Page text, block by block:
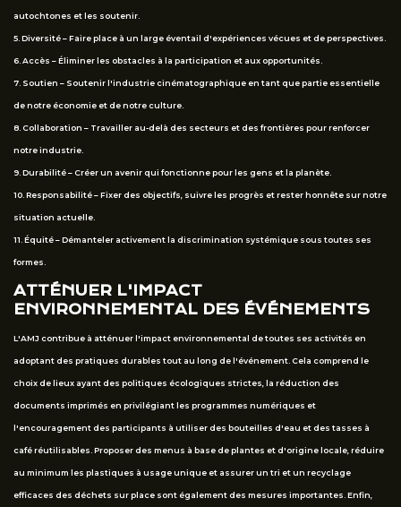
autochtones et les soutenir.
5. Diversité – Faire place à un large éventail d'expériences vécues et de perspectives.
6. Accès – Éliminer les obstacles à la participation et aux opportunités.
7. Soutien – Soutenir l'industrie cinématographique en tant que partie essentielle
de notre économie et de notre culture.
8. Collaboration – Travailler au-delà des secteurs et des frontières pour renforcer
notre industrie.
9. Durabilité – Créer un avenir qui fonctionne pour les gens et la planète.
10. Responsabilité – Fixer des objectifs, suivre les progrès et rester honnête sur notre
situation actuelle.
11. Équité – Démanteler activement la discrimination systémique sous toutes ses
formes.
ATTÉNUER L'IMPACT
ENVIRONNEMENTAL DES ÉVÉNEMENTS
L'AMJ contribue à atténuer l'impact environnemental de toutes ses activités en
adoptant des pratiques durables tout au long de l'événement. Cela comprend le
choix de lieux ayant des politiques écologiques strictes, la réduction des
documents imprimés en privilégiant les programmes numériques et
l'encouragement des participants à utiliser des bouteilles d'eau et des tasses à
café réutilisables. Proposer des menus à base de plantes et d'origine locale, réduire
au minimum les plastiques à usage unique et assurer un tri et un recyclage
efficaces des déchets sur place sont également des mesures importantes. Enfin,